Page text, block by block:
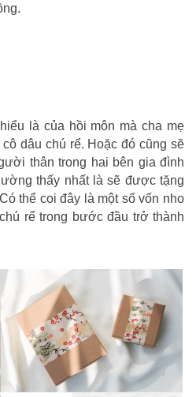
là của hồi môn mà cha mẹ
dâu chú rể. Hoặc đó cũng sẽ
thân trong hai bên gia đình
thấy nhất là sẽ được tặng
thể coi đây là một số vốn nho
rể trong bước đầu trở thành